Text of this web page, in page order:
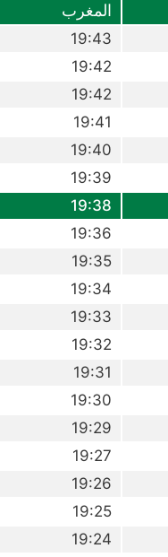
المغرب
19:43
19:42
19:42
19:41
19:40
19:39
19:38
19:36
19:35
19:34
19:33
19:32
19:31
19:30
19:29
19:27
19:26
19:25
19:24